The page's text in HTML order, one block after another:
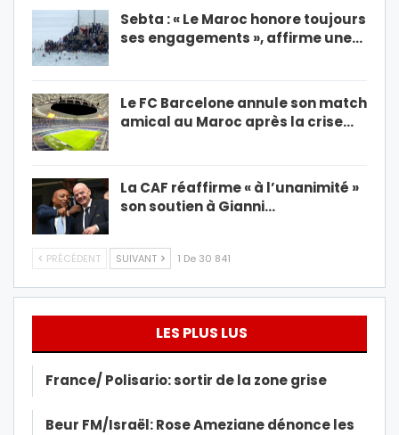
Sebta : « Le Maroc honore toujours
ses engagements », affirme une…
Le FC Barcelone annule son match
amical au Maroc après la crise…
La CAF réaffirme « à l’unanimité »
son soutien à Gianni…
PRÉCÉDENT SUIVANT 1 De 30 841
LES PLUS LUS
France/ Polisario: sortir de la zone grise
Beur FM/Israël: Rose Ameziane dénonce les